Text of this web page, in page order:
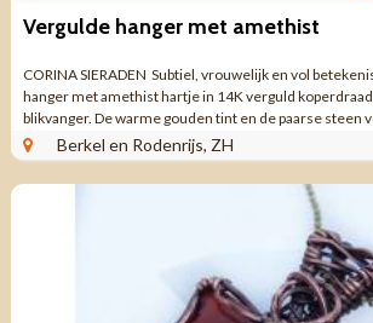
Vergulde hanger met amethist
CORINA SIERADEN Subtiel, vrouwelijk en vol
hanger met amethist hartje in 14K verguld
blikvanger. De warme gouden tint en de paarse steen
prachtige combinatie. ...
Berkel en Rodenrijs, ZH